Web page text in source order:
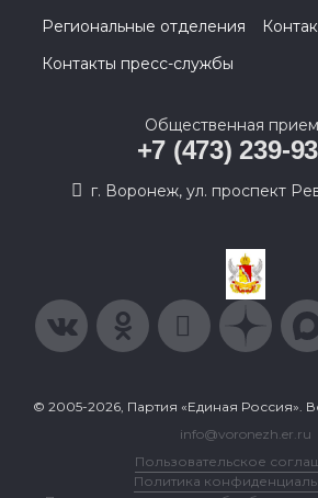
Региональные отделения
Контакты пресс-службы
Общественная
+7 (473) 239-
г. Воронеж, ул. проспект
© 2005-2026, Партия «Единая Россия».
info@voronezh.er.ru
Пользовательское
Политика